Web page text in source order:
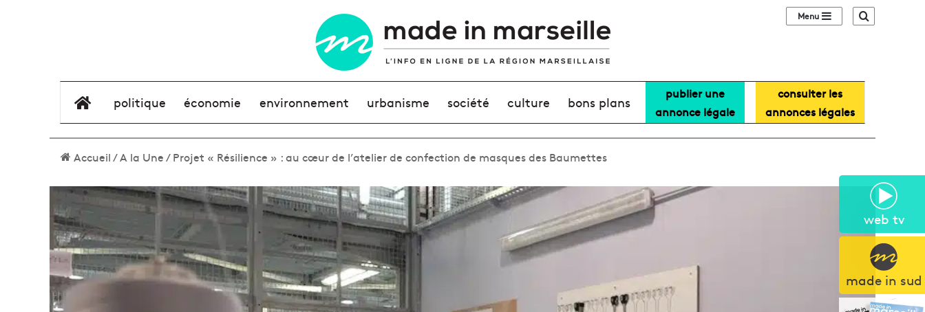
web tv
made in sud
Sidebar (barre
élément de menu
politique économie environnement urbanisme société culture bons plans
publier une
annonce légale
consulter les
annonces légales
Accueil/A la Une/Projet « Résilience » : au cœur de l’atelier de confection de masques des Baumettes